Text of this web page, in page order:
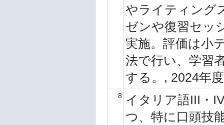
やライティング
ゼンや復習セッ
実施。評価は小
法で行い、学習
する。, 2024年
8
イタリア語III・
つ、特に口頭技